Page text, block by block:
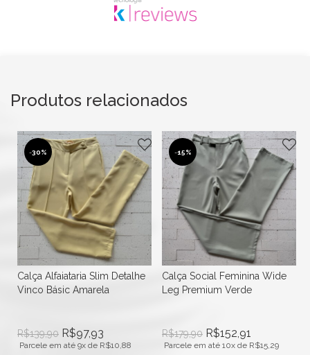
Produtos relacionados
-30%
Calça Alfaiataria Slim Detalhe
Vinco Básic Amarela
R$139,90 R$97,93
Parcele em até 9x de R$10,88
-15%
Calça Social Feminina Wide
Leg Premium Verde
R$179,90 R$152,91
Parcele em até 10x de R$15,29